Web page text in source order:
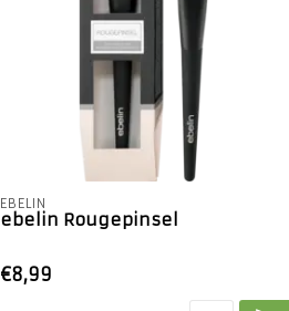
EBELIN
ebelin Rougepinsel
€8,99